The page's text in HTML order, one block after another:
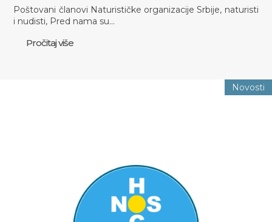
Poštovani članovi Naturističke organizacije Srbije, naturisti
i nudisti, Pred nama su…
Pročitaj više
Novosti